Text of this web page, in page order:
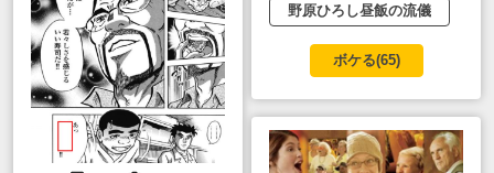
野原ひろし昼飯の流儀
ボケる(65)